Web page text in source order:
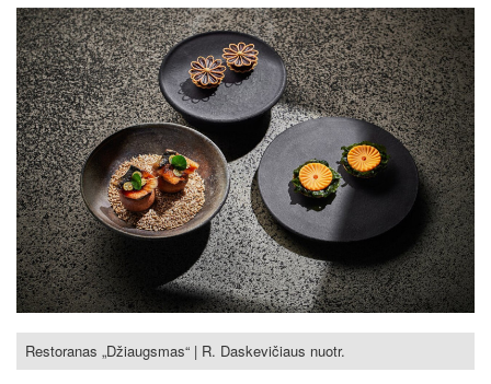
Restoranas „Džiaugsmas“ | R. Daskevičiaus nuotr.